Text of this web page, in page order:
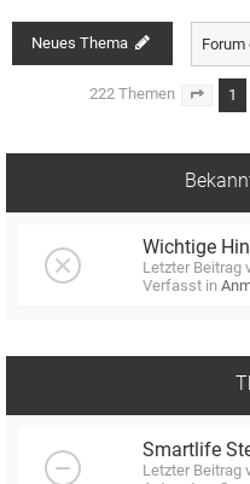
Neues Thema
222 Themen Seite
1
Wichtige
Letzter Beitrag
Verfasst in
Smartlife
Letzter Beitrag